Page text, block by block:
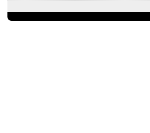
チームマルヤマ